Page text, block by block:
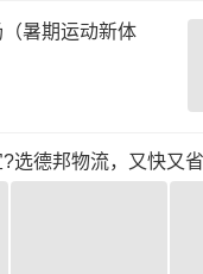
暑期运动新体
选德邦物流，又快又省